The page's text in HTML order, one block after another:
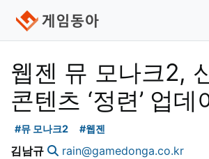
웹젠 뮤 모나크2,
콘텐츠 ‘정련’ 업데
#뮤 모나크2 #웹젠
김남규 rain@gamedonga.co.kr